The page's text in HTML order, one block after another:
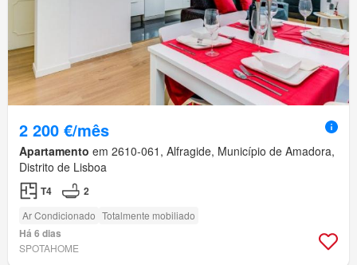
2 200 €/mês
Apartamento em 2610-061, Alfragide, Município de Amadora,
Distrito de Lisboa
T4 2
Ar Condicionado Totalmente mobiliado
Há 6 dias
SPOTAHOME